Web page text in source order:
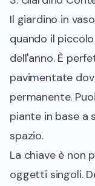
Il giardino in
quando il
dell'anno. È
pavimentate
permanente.
piante in base a
spazio.
La chiave è non
oggetti singoli.